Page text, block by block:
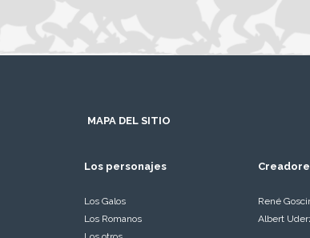
MAPA DEL SITIO
Los personajes
Los Galos
Los Romanos
René
Albert